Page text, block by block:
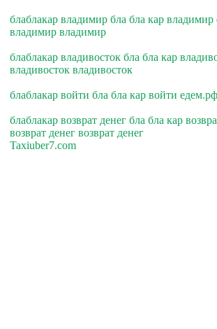
блаблакар владимир бла бла кар
владимир владимир
блаблакар владивосток бла бла кар
владивосток владивосток
блаблакар войти бла бла кар войти
блаблакар возврат денег бла бла кар
возврат денег возврат денег
Taxiuber7.com